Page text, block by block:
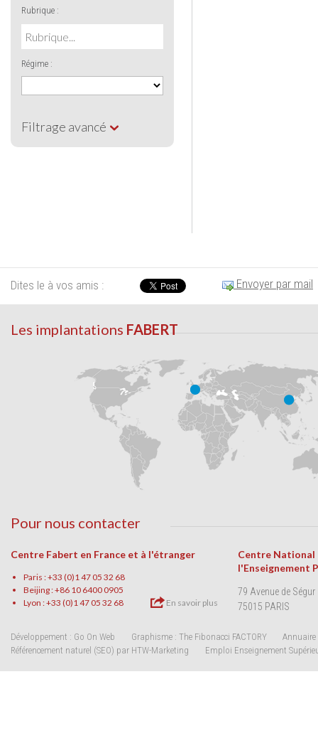
Rubrique :
Régime :
Filtrage avancé
Dites le à vos amis : Envoyer par mail
Les implantations FABERT
Pour nous contacter
Centre Fabert en France et à l'étranger
Paris : +33 (0)1 47 05 32 68
Beijing : +86 10 6400 0905
Lyon : +33 (0)1 47 05 32 68
En savoir plus
Centre National
l'Enseignement
79 Avenue de Ségur
75015 PARIS
Développement : Go On Web Graphisme : The Fibonacci FACTORY
Annuaire
Référencement naturel (SEO) par HTW-Marketing
Emploi Enseignement